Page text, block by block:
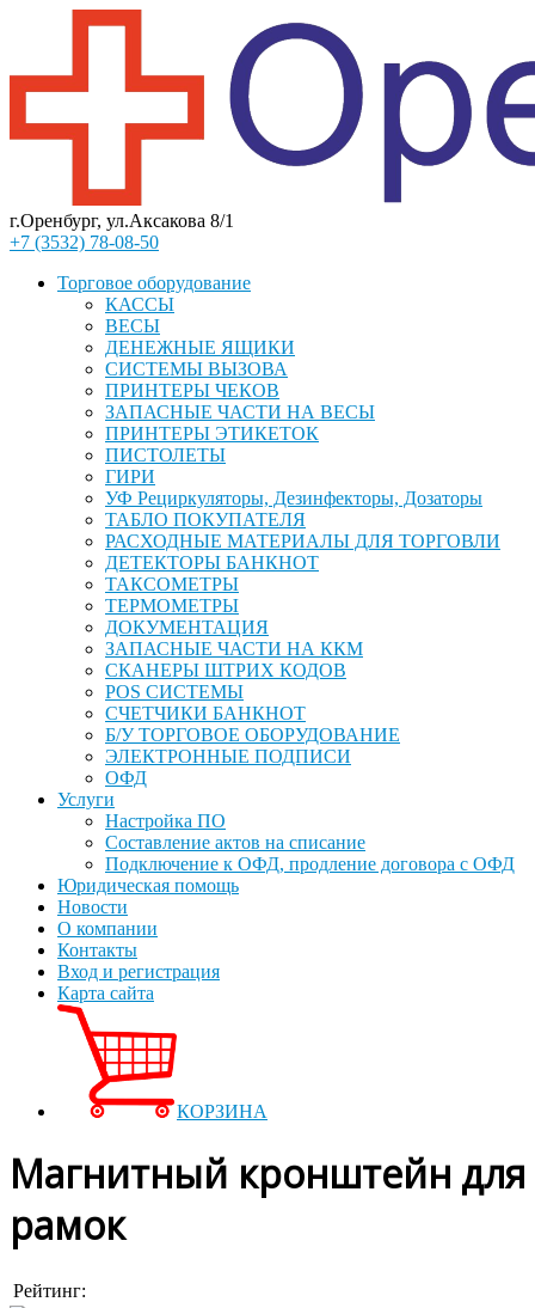
г.Оренбург, ул.Аксакова 8/1
+7 (3532) 78-08-50
Торговое оборудование
КАССЫ
ВЕСЫ
ДЕНЕЖНЫЕ ЯЩИКИ
СИСТЕМЫ ВЫЗОВА
ПРИНТЕРЫ ЧЕКОВ
ЗАПАСНЫЕ ЧАСТИ НА ВЕСЫ
ПРИНТЕРЫ ЭТИКЕТОК
ПИСТОЛЕТЫ
ГИРИ
УФ Рециркуляторы, Дезинфекторы, Дозаторы
ТАБЛО ПОКУПАТЕЛЯ
РАСХОДНЫЕ МАТЕРИАЛЫ ДЛЯ ТОРГОВЛИ
ДЕТЕКТОРЫ БАНКНОТ
ТАКСОМЕТРЫ
ТЕРМОМЕТРЫ
ДОКУМЕНТАЦИЯ
ЗАПАСНЫЕ ЧАСТИ НА ККМ
СКАНЕРЫ ШТРИХ КОДОВ
POS СИСТЕМЫ
СЧЕТЧИКИ БАНКНОТ
Б/У ТОРГОВОЕ ОБОРУДОВАНИЕ
ЭЛЕКТРОННЫЕ ПОДПИСИ
ОФД
Услуги
Настройка ПО
Составление актов на списание
Подключение к ОФД, продление договора с ОФД
Юридическая помощь
Новости
О компании
Контакты
Вход и регистрация
Карта сайта
КОРЗИНА
Магнитный кронштейн для
рамок
Рейтинг: